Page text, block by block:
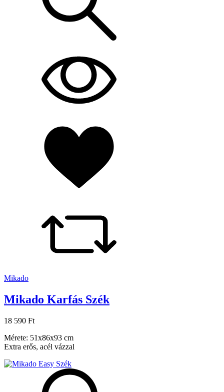
Mikado
Mikado Karfás Szék
18 590 Ft
Mérete: 51x86x93 cm
Extra erős, acél vázzal